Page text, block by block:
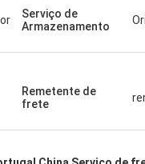
Serviço de
Armazenamento
Remetente de
frete